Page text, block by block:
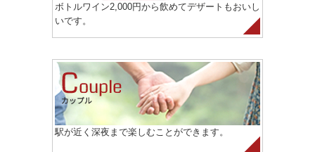
ボトルワイン2,000円から飲めてデザートもおいし
いです。
駅が近く深夜まで楽しむことができます。